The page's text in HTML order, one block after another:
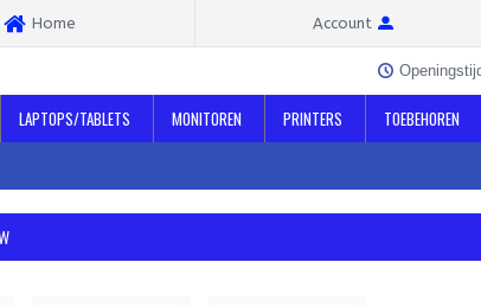
Home Account
LAPTOPS/TABLETS MONITOREN PRINTERS TOEBEHOREN